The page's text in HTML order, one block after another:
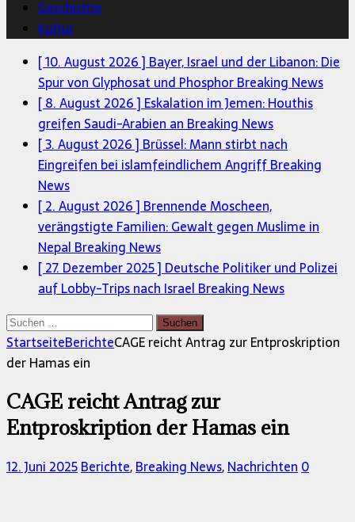
Geschichte
Kultur
[ 10. August 2026 ] Bayer, Israel und der Libanon: Die
Spur von Glyphosat und PhosphorBreaking News
[ 8. August 2026 ] Eskalation im Jemen: Houthis
greifen Saudi-Arabien an Breaking News
[ 3. August 2026 ] Brüssel: Mann stirbt nach
Eingreifen bei islamfeindlichem AngriffBreaking
News
[ 2. August 2026 ] Brennende Moscheen,
verängstigte Familien: Gewalt gegen Muslime in
Nepal Breaking News
[ 27. Dezember 2025 ] Deutsche Politiker und Polizei
auf Lobby-Trips nach Israel Breaking News
Suchen
nach:
StartseiteBerichteCAGE reicht Antrag zur Entproskription
der Hamas ein
CAGE reicht Antrag zur
Entproskription der Hamas ein
12. Juni 2025Berichte,Breaking News,Nachrichten0